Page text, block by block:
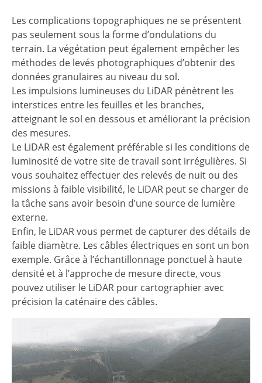
Les complications topographiques ne se présentent
pas seulement sous la forme d’ondulations du
terrain. La végétation peut également empêcher les
méthodes de levés photographiques d’obtenir des
données granulaires au niveau du sol.
Les impulsions lumineuses du LiDAR pénètrent les
interstices entre les feuilles et les branches,
atteignant le sol en dessous et améliorant la précision
des mesures.
Le LiDAR est également préférable si les conditions de
luminosité de votre site de travail sont irrégulières. Si
vous souhaitez effectuer des relevés de nuit ou des
missions à faible visibilité, le LiDAR peut se charger de
la tâche sans avoir besoin d’une source de lumière
externe.
Enfin, le LiDAR vous permet de capturer des détails de
faible diamètre. Les câbles électriques en sont un bon
exemple. Grâce à l’échantillonnage ponctuel à haute
densité et à l’approche de mesure directe, vous
pouvez utiliser le LiDAR pour cartographier avec
précision la caténaire des câbles.